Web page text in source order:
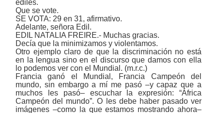
ediles.
Que se vote.
SE VOTA: 29 en 31, afirmativo.
Adelante, señora Edil.
EDIL NATALIA FREIRE.- Muchas gracias.
Decía que la minimizamos y violentamos.
Otro ejemplo claro de que la discriminación no está
en la lengua sino en el discurso que damos con ella
lo podemos ver con el Mundial. (m.r.c.)
Francia ganó el Mundial, Francia Campeón del
mundo, sin embargo a mí me pasó ‒y capaz que a
muchos les pasó‒ escuchar la expresión: “África
Campeón del mundo”. O les debe haber pasado ver
imágenes ‒como la que estamos mostrando ahora‒